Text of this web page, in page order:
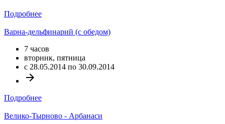
Подробнее
Варна-дельфинарий (с обедом)
7 часов
вторник, пятница
c 28.05.2014 по 30.09.2014
arrow_forward
Подробнее
Велико-Тырново - Арбанаси